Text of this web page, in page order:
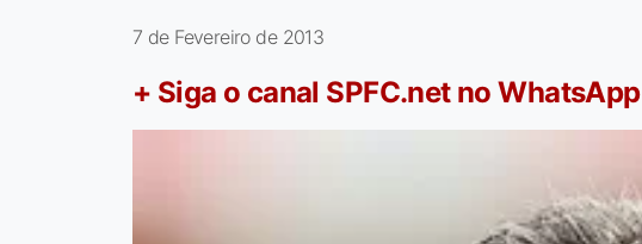
7 de Fevereiro de 2013
+ Siga o canal SPFC.net no WhatsApp